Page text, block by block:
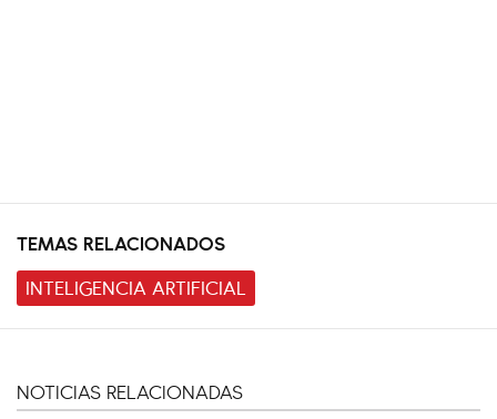
TEMAS RELACIONADOS
INTELIGENCIA ARTIFICIAL
NOTICIAS RELACIONADAS